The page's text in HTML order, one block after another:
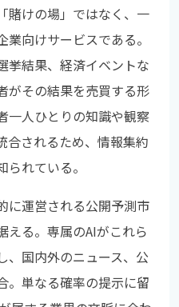
賭けの場」ではなく、一
向けサービスである。
挙結果、経済イベントな
がその結果を売買する形
一人ひとりの知識や観察
合されるため、情報集約
れている。
に運営される公開予測市
える。専属のAIがこれら
、国内外のニュース、公
。単なる確率の提示に留